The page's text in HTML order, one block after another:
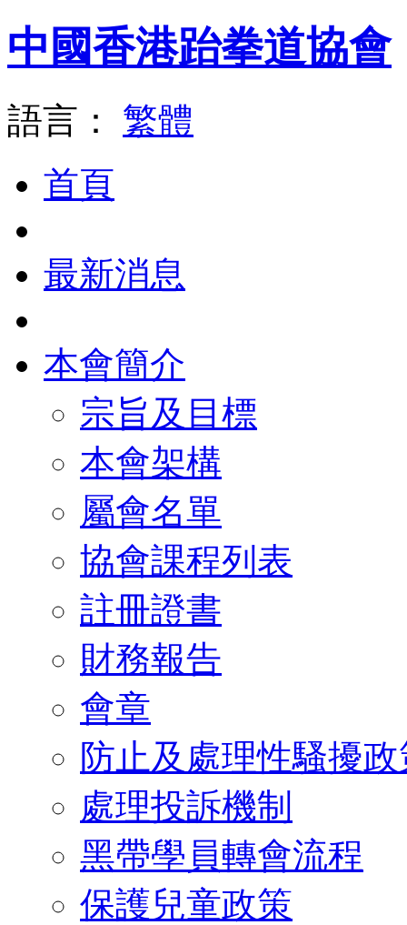
中國香港跆拳道協會
語言： 繁體
首頁
最新消息
本會簡介
宗旨及目標
本會架構
屬會名單
協會課程列表
註冊證書
財務報告
會章
防止及處理性騷擾
處理投訴機制
黑帶學員轉會流程
保護兒童政策